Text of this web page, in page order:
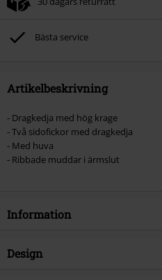
Bästa service
Artikelbeskrivning
- Dragkedja med hög krage
- Två sidofickor med dragkedja
- Med huva
- Ribbade muddar i ärmslut
Information
Artikelnummer
Design